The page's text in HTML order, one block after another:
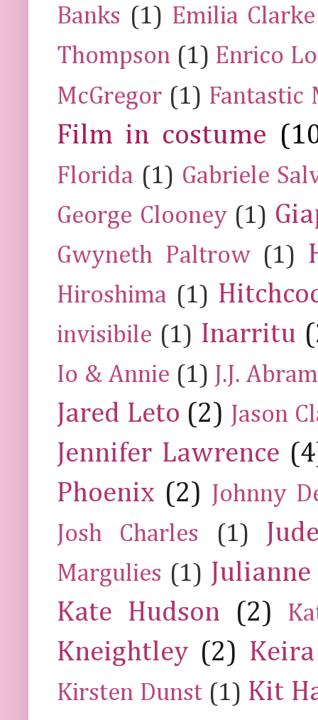
Banks (1) Emilia Clarke
Thompson (1) Enrico
McGregor (1) Fantastic
Film in costume
Florida (1) Gabriele
George Clooney (1)
Gwyneth Paltrow (1)
Hiroshima (1)
invisibile (1) Inarritu
Io & Annie (1) J.J.
Jared Leto (2) Jason
Jennifer Lawrence
Phoenix (2) Johnny
Josh Charles
(1)
Margulies (1)
Kate Hudson
(2)
Kneightley (2)
Kirsten Dunst (1) Kit